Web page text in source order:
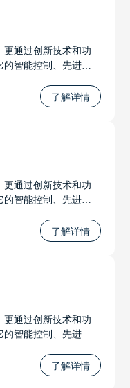
更通过创新技术和功
的智能控制、先进的
工作的安全性和效
是其他起重应用中，
了解详情
更通过创新技术和功
的智能控制、先进的
工作的安全性和效
是其他起重应用中，
了解详情
更通过创新技术和功
的智能控制、先进的
工作的安全性和效
是其他起重应用中，
了解详情